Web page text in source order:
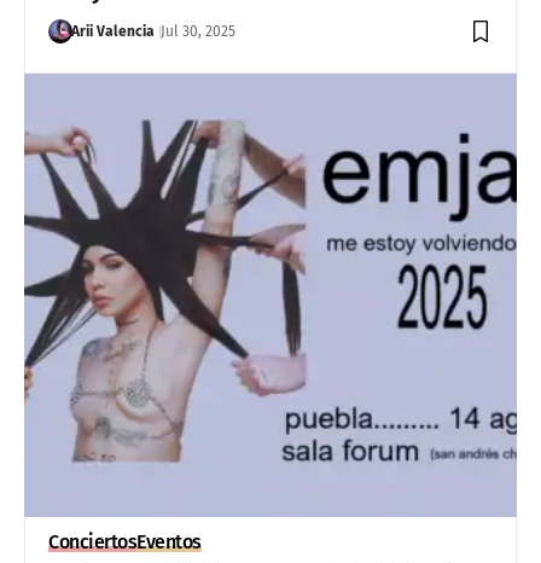
Arii Valencia Jul 30, 2025
ConciertosEventos